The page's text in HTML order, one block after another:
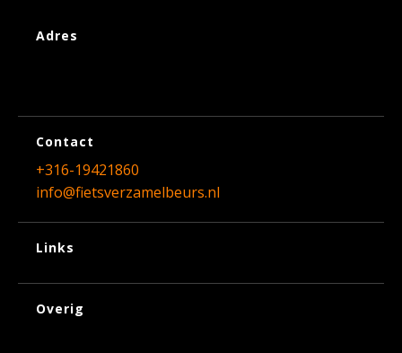
Adres
Contact
+316-19421860
info@fietsverzamelbeurs.nl
Links
Overig